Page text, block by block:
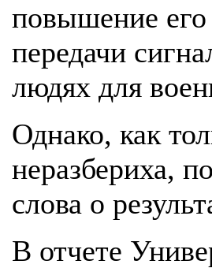
повышение его
передачи
людях для
Однако, как
неразбериха,
слова о
В отчете